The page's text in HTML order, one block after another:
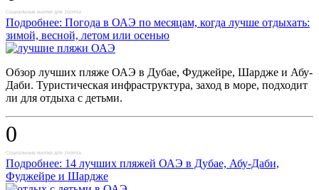
Социальные кнопки для Joomla
Подробнее: Погода в ОАЭ по месяцам, когда лучше отдыхать:
зимой, весной, летом или осенью
Обзор лучших пляже ОАЭ в Дубае, Фуджейре, Шардже и Абу-
Даби. Туристическая инфраструктура, заход в море, подходит
ли для отдыха с детьми.
0
Социальные кнопки для Joomla
Подробнее: 14 лучших пляжей ОАЭ в Дубае, Абу-Даби,
Фуджейре и Шардже